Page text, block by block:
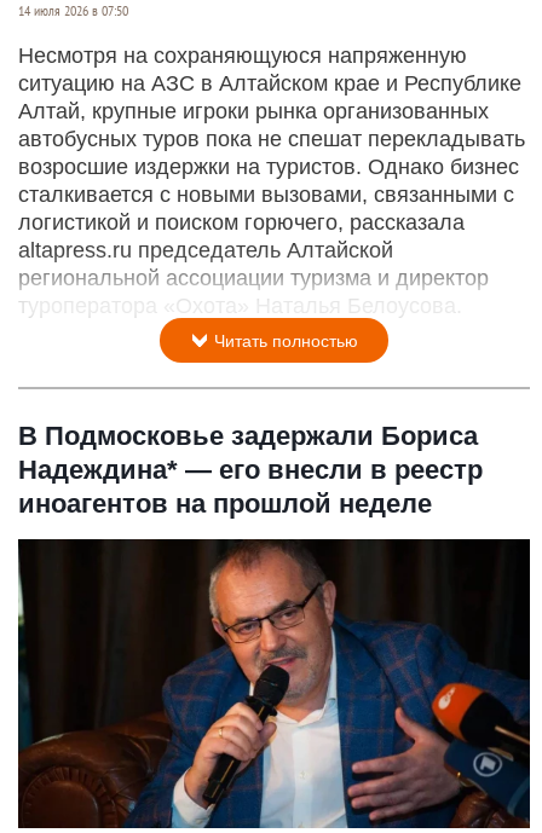
14 июля 2026 в 07:50
Несмотря на сохраняющуюся напряженную
ситуацию на АЗС в Алтайском крае и Республике
Алтай, крупные игроки рынка организованных
автобусных туров пока не спешат перекладывать
возросшие издержки на туристов. Однако бизнес
сталкивается с новыми вызовами, связанными с
логистикой и поиском горючего, рассказала
altapress.ru председатель Алтайской
региональной ассоциации туризма и директор
туроператора «Охота» Наталья Белоусова.
Читать полностью
В Подмосковье задержали Бориса
Надеждина* — его внесли в реестр
иноагентов на прошлой неделе